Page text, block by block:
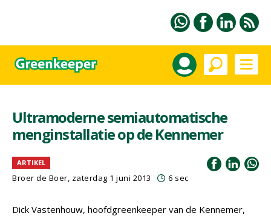
Ultramoderne semiautomatische
menginstallatie op de Kennemer
ARTIKEL
Broer de Boer, zaterdag 1 juni 2013 6 sec
Dick Vastenhouw, hoofdgreenkeeper van de Kennemer,